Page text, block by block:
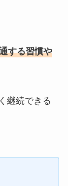
する習慣や
継続できる